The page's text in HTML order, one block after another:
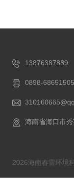
13876387889
0898-68651505
海南省海口市
2026海南春雷环境